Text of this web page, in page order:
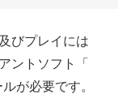
びプレイには
ントソフト「
が必要です。